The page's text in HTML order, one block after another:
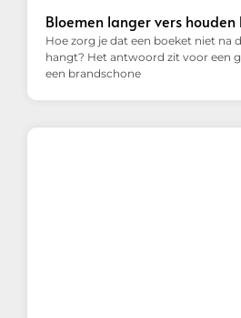
Bloemen langer vers
Hoe zorg je dat een boeket niet na
hangt? Het antwoord zit voor een
een brandschone